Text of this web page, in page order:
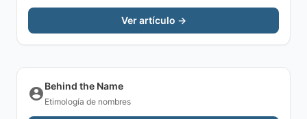
Ver artículo →
Behind the Name
Etimología de nombres